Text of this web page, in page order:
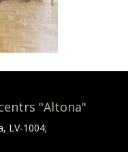
"Altona"
LV-1004;